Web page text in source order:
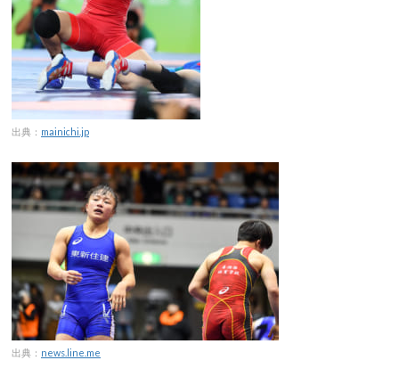
出典： mainichi.jp
出典： news.line.me